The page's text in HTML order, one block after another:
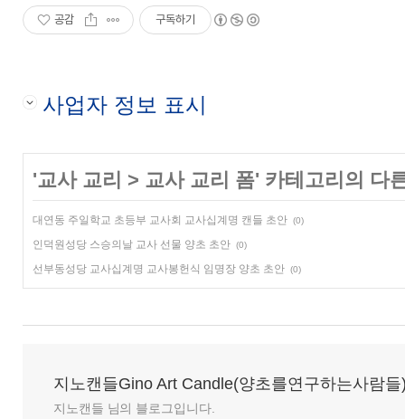
공감 구독하기
사업자 정보 표시
'교사 교리 > 교사 교리 폼' 카테고리의 다
대연동 주일학교 초등부 교사회 교사십계명 캔들 초안 (0)
인덕원성당 스승의날 교사 선물 양초 초안 (0)
선부동성당 교사십계명 교사봉헌식 임명장 양초 초안 (0)
지노캔들Gino Art Candle(양초를연구하는사람들
지노캔들 님의 블로그입니다.